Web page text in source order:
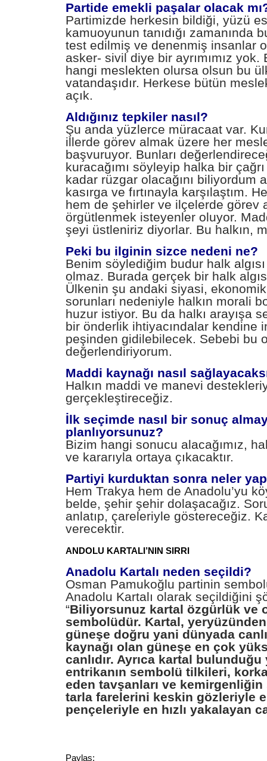
Partide emekli paşalar olacak
Partimizde herkesin bildiği, yüzü
kamuoyunun tanıdığı zamanında
test edilmiş ve denenmiş insanlar
asker- sivil diye bir ayrımımız yok.
hangi meslekten olursa olsun bu
vatandaşıdır. Herkese bütün
açık.
Aldığınız tepkiler nasıl?
Şu anda yüzlerce müracaat var.
illerde görev almak üzere her
başvuruyor. Bunları
kuracağımı söyleyip halka bir
kadar rüzgar olacağını biliyordum
kasırga ve fırtınayla karşılaştım.
hem de şehirler ve ilçelerde görev
örgütlenmek isteyenler oluyor.
şeyi üstleniriz diyorlar. Bu halkın,
Peki bu ilginin sizce nedeni ne?
Benim söylediğim budur halk
olmaz. Burada gerçek bir halk
Ülkenin şu andaki siyasi,
sorunları nedeniyle halkın morali
huzur istiyor. Bu da halkı arayışa
bir önderlik ihtiyacındalar kendine
peşinden gidilebilecek. Sebebi bu
değerlendiriyorum.
Maddi kaynağı nasıl
Halkın maddi ve manevi
gerçekleştireceğiz.
İlk seçimde nasıl bir sonuç
planlıyorsunuz?
Bizim hangi sonucu alacağımız,
ve kararıyla ortaya çıkacaktır.
Partiyi kurduktan sonra neler
Hem Trakya hem de Anadolu’yu
belde, şehir şehir dolaşacağız.
anlatıp, çareleriyle göstereceğiz.
verecektir.
ANDOLU KARTALI’NIN SIRRI
Anadolu Kartalı neden seçildi?
Osman Pamukoğlu partinin
Anadolu Kartalı olarak seçildiğini
“Biliyorsunuz kartal özgürlük ve
sembolüdür. Kartal,
güneşe doğru yani dünyada
kaynağı olan güneşe en çok
canlıdır. Ayrıca kartal bulunduğu
entrikanın sembolü tilkileri,
eden tavşanları ve
tarla farelerini keskin gözleriyle
pençeleriyle en hızlı yakalayan
Paylaş: